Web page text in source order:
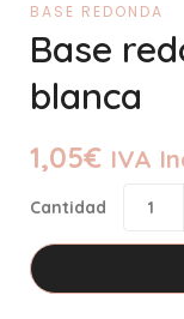
BASE REDONDA
Base
blanca
1,05€ IVA
Cantidad